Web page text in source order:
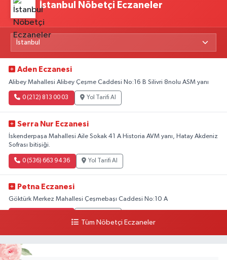
İstanbul Nöbetçi Eczaneler
Aden Eczanesi
Alibey Mahallesi Alibey Çeşme Caddesi No:16 B Silivri 8nolu ASM yanı
0 (212) 813 00 03 Yol Tarifi Al
Serra Nur Eczanesi
İskenderpaşa Mahallesi Aile Sokak 41 A Historia AVM yanı, Hatay Akdeniz
Sofrası bitişiği.
0 (536) 663 94 36 Yol Tarifi Al
Petna Eczanesi
Göktürk Merkez Mahallesi Çeşmebaşı Caddesi No:10 A
Karlıktepe Mahallesi Soğanlık Caddesi No:34 A
Tüm Nöbetçi Eczaneler